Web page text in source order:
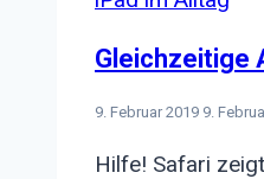
Gleichzeitige
9. Februar 2019 9.
Hilfe! Safari